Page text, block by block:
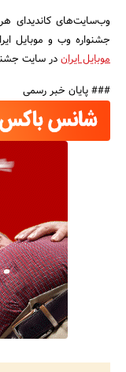
وب‌سایت‌های کاندیدای
جشنواره وب و موبایل
موبایل ایراندر سایت
### پایان خبر رسمی